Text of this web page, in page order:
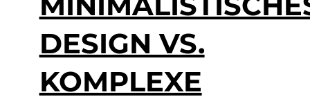
DESIGN VS.
KOMPLEXE